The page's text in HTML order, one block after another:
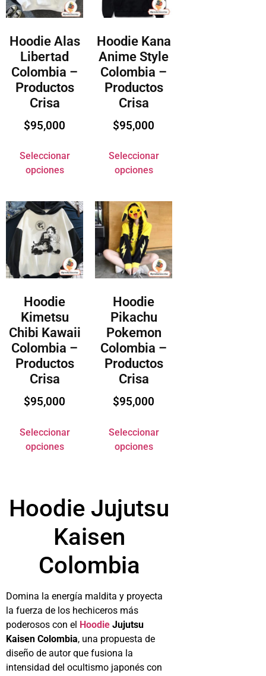
Hoodie Alas
Libertad
Colombia –
Productos
Crisa
$95,000
Seleccionar
opciones
Hoodie Kana
Anime Style
Colombia –
Productos
Crisa
$95,000
Seleccionar
opciones
Hoodie
Kimetsu
Chibi Kawaii
Colombia –
Productos
Crisa
$95,000
Seleccionar
opciones
Hoodie
Pikachu
Pokemon
Colombia –
Productos
Crisa
$95,000
Seleccionar
opciones
Hoodie Jujutsu
Kaisen
Colombia
Domina la energía maldita y proyecta
la fuerza de los hechiceros más
poderosos con el Hoodie Jujutsu
Kaisen Colombia, una propuesta de
diseño de autor que fusiona la
intensidad del ocultismo japonés con